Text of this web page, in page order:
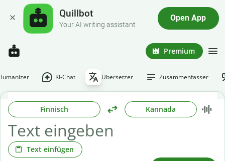
Quillbot
Your AI writing assistant
Open App
Premium
KI-Chat Übersetzer Zusammenfasser
Finnisch Kannada
Text einfügen